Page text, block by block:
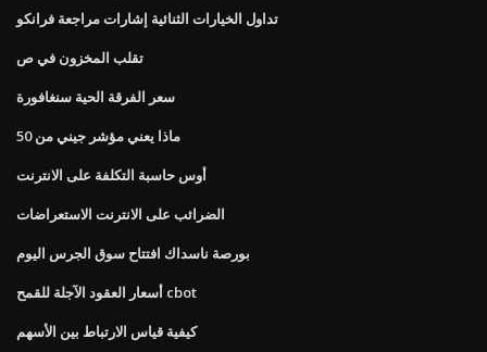
تداول الخيارات الثنائية إشارات مراجعة فرانكو
تقلب المخزون في ص
سعر الفرقة الحية سنغافورة
ماذا يعني مؤشر جيني من 50
أوس حاسبة التكلفة على الانترنت
الضرائب على الانترنت الاستعراضات
بورصة ناسداك افتتاح سوق الجرس اليوم
أسعار العقود الآجلة للقمح cbot
كيفية قياس الارتباط بين الأسهم